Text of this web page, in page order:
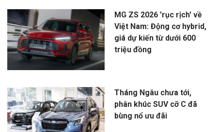
MG ZS 2026 'rục rịch' về
Việt Nam: Động cơ hybrid,
giá dự kiến từ dưới 600
triệu đồng
Tháng Ngâu chưa tới,
phân khúc SUV cỡ C đã
bùng nổ ưu đãi